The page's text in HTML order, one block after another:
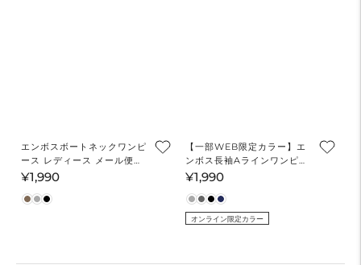
エンボスボートネックワンピ
ース レディース メール便不
可
通
常
¥1,990
【一部WEB限定カラー】エ
ンボス長袖Aラインワンピー
ス レディース メール便不可
通
常
価
¥1,990
オンライン限定カラー